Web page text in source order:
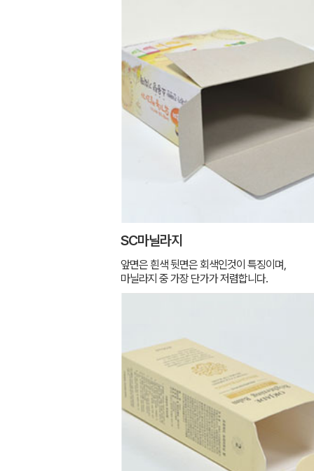
SC마닐라지
앞면은 흰색 뒷면은 회색인것이 특징이며,
마닐라지 중 가장 단가가 저렴합니다.